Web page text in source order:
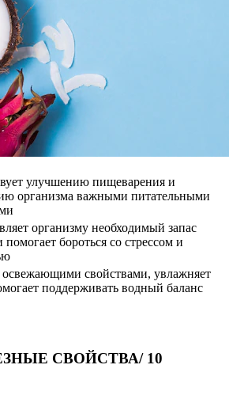
улучшению пищеварения и
организма важными питательными
организму необходимый запас
помогает бороться со стрессом и
освежающими свойствами, увлажняет
поддерживать водный баланс
СВОЙСТВА/ 10